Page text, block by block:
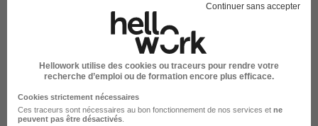
Infirmier de en EHPAD H/F
Appel Médical
Orléans - 45 Intérim
Continuer sans accepter
Hellowork utilise des cookies ou traceurs pour rendre votre
recherche d’emploi ou de formation encore plus efficace.
Cookies strictement nécessaires
Ces traceurs sont nécessaires au bon fonctionnement de nos services et ne
peuvent pas être désactivés